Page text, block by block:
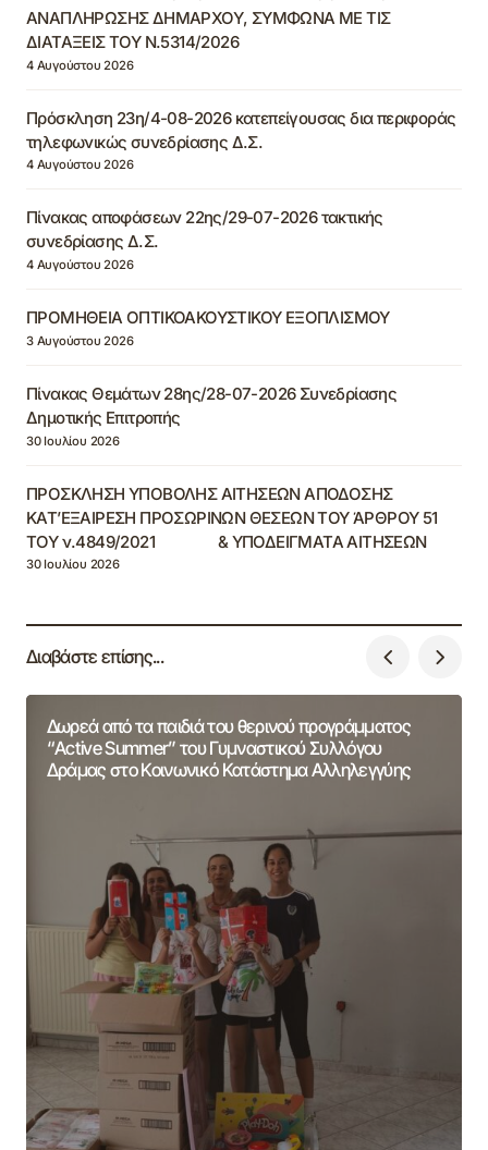
ΑΝΑΠΛΗΡΩΣΗΣ ΔΗΜΑΡΧΟΥ, ΣΥΜΦΩΝΑ ΜΕ ΤΙΣ
ΔΙΑΤΑΞΕΙΣ ΤΟΥ Ν.5314/2026
4 Αυγούστου 2026
Πρόσκληση 23η/4-08-2026 κατεπείγουσας δια περιφοράς
τηλεφωνικώς συνεδρίασης Δ.Σ.
4 Αυγούστου 2026
Πίνακας αποφάσεων 22ης/29-07-2026 τακτικής
συνεδρίασης Δ.Σ.
4 Αυγούστου 2026
ΠΡΟΜΗΘΕΙΑ ΟΠΤΙΚΟΑΚΟΥΣΤΙΚΟΥ ΕΞΟΠΛΙΣΜΟΥ
3 Αυγούστου 2026
Πίνακας Θεμάτων 28ης/28-07-2026 Συνεδρίασης
Δημοτικής Επιτροπής
30 Ιουλίου 2026
ΠΡΟΣΚΛΗΣΗ ΥΠΟΒΟΛΗΣ ΑΙΤΗΣΕΩΝ ΑΠΟΔΟΣΗΣ
ΚΑΤ’ΕΞΑΙΡΕΣΗ ΠΡΟΣΩΡΙΝΩΝ ΘΕΣΕΩΝ ΤΟΥ ΆΡΘΡΟΥ 51
ΤΟΥ ν.4849/2021 & ΥΠΟΔΕΙΓΜΑΤΑ ΑΙΤΗΣΕΩΝ
30 Ιουλίου 2026
Διαβάστε επίσης...
Δωρεά από τα παιδιά του θερινού προγράμματος
“Active Summer” του Γυμναστικού Συλλόγου
Δράμας στο Κοινωνικό Κατάστημα Αλληλεγγύης